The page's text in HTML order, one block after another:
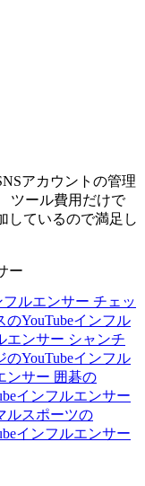
アカウントの管理
ツール費用だけで
しているので満足し
ー
フルエンサー チェッ
のYouTubeインフル
エンサー シャンチ
のYouTubeインフル
ンサー 囲碁の
インフルエンサー
ルスポーツの
インフルエンサー